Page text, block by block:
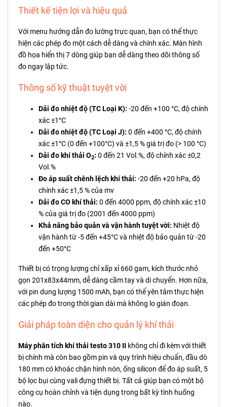
Thiết kế tiện lợi và hiệu quả
Với menu hướng dẫn đo lường trực quan, bạn có thể thực
hiện các phép đo một cách dễ dàng và chính xác. Màn hình
đồ họa hiển thị 7 dòng giúp bạn dễ dàng theo dõi thông số
đo ngay lập tức.
Thông số kỹ thuật tuyệt vời
Dải đo nhiệt độ (TC Loại K): -20 đến +100 °C, độ chính
xác ±1°C
Dải đo nhiệt độ (TC Loại J): 0 đến +400 °C, độ chính
xác ±1°C (0 đến +100°C) và ±1,5 % giá trị đo (> 100 °C)
Dải đo khí thải O2: 0 đến 21 Vol.%, độ chính xác ±0,2
Vol.%
Đo áp suất chênh lệch khí thải: -20 đến +20 hPa, độ
chính xác ±1,5 % của mv
Dải đo CO khí thải: 0 đến 4000 ppm, độ chính xác ±10
% của giá trị đo (2001 đến 4000 ppm)
Khả năng bảo quản và vận hành tuyệt vời: Nhiệt độ
vận hành từ -5 đến +45°C và nhiệt độ bảo quản từ -20
đến +50°C
Thiết bị có trọng lượng chỉ xấp xỉ 660 gam, kích thước nhỏ
gọn 201x83x44mm, dễ dàng cầm tay và di chuyển. Hơn nữa,
với pin dung lượng 1500 mAh, bạn có thể yên tâm thực hiện
các phép đo trong thời gian dài mà không lo gián đoạn.
Giải pháp toàn diện cho quản lý khí thải
Máy phân tích khí thải testo 310 II không chỉ đi kèm với thiết
bị chính mà còn bao gồm pin và quy trình hiệu chuẩn, đầu dò
180 mm có khoác chặn hình nón, ống silicon để đo áp suất, 5
bộ lọc bụi cùng vali đựng thiết bị. Tất cả giúp bạn có một bộ
công cụ hoàn chỉnh và tiện dụng trong bất kỳ tình huống
nào.